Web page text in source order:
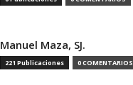
Manuel Maza, SJ.
221 Publicaciones 0 COMENTARIOS